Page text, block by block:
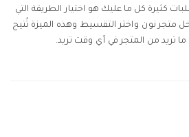
كثيرة كل ما عليك هو اختيار الطريقة التي
متجر نون واختر التقسيط وهذه الميزة تُتيح
تريد من المتجر في أي وقت تريد.